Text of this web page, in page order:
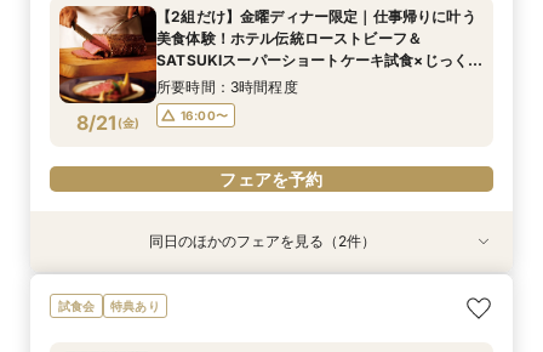
8/20(木)
所要時間：2時間30分程度
10:00〜
13:00〜
16:00〜
8/20(木)
所要時間：2時間程度
10:00〜
13:00〜
16:00〜
8/21 (金)
【2組だけ】金曜ディナー限定｜仕事帰りに叶う
美食体験！ホテル伝統ローストビーフ＆
SATSUKIスーパーショートケーキ試食×じっくり
個別相談
所要時間：3時間程度
16:00〜
フェアを予約
特典あり
【初めての見学におすすめ！SATSUKIスイーツ
付】感動のセレモニー叶うチャペル見学×結婚準
特典あり
【美しき日本の結婚式】本格神殿＆1万坪の庭園
臨む絶景会場×パティスリーSATSUKIスイーツ体
同日のほかのフェアを見る（2件）
試食会 特典あり